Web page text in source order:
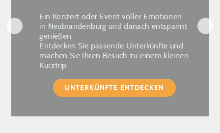
Ein Konzert oder Event voller Emotionen
in Neubrandenburg und danach entspannt
genießen.
Entdecken Sie passende Unterkünfte und
machen Sie Ihren Besuch zu einem kleinen
Kurztrip.
UNTERKÜNFTE ENTDECKEN